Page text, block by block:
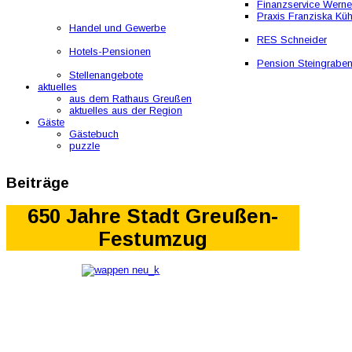
Finanzservice
Praxis Franziska
Handel und Gewerbe
RES Schneider
Hotels-Pensionen
Pension Steingraben
Stellenangebote
aktuelles
aus dem Rathaus Greußen
aktuelles aus der Region
Gäste
Gästebuch
puzzle
Beiträge
650 Jahre Stadt Greußen-
Festumzug